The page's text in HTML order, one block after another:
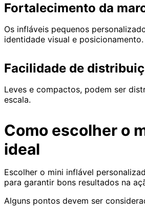
Fortalecimento da
Os infláveis pequenos
identidade visual e posicionamento.
Facilidade de
Leves e compactos, podem ser
escala.
Como escolher o
ideal
Escolher o mini inflável
para garantir bons resultados na
Alguns pontos devem ser